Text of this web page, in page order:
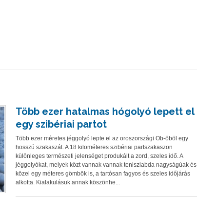
Több ezer hatalmas hógolyó lepett el
egy szibériai partot
Több ezer méretes jéggolyó lepte el az oroszországi Ob-öböl egy
hosszú szakaszát. A 18 kilométeres szibériai partszakaszon
különleges természeti jelenséget produkált a zord, szeles idő. A
jéggolyókat, melyek közt vannak vannak teniszlabda nagyságúak és
közel egy méteres gömbök is, a tartósan fagyos és szeles időjárás
alkotta. Kialakulásuk annak köszönhe...